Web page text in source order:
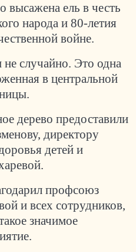
высажена ель в честь
народа и 80-летия
войне.
случайно. Это одна
в центральной
дерево предоставили
директору
детей и
профсоюз
и всех сотрудников,
значимое